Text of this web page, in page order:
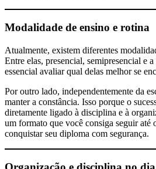
Modalidade de ensino e rotina
Atualmente, existem diferentes
Entre elas, presencial, semipresencial e
essencial avaliar qual delas melhor se
Por outro lado, independentemente da
manter a constância. Isso porque o
diretamente ligado à disciplina e à
um formato que você consiga seguir até
conquistar seu diploma com segurança.